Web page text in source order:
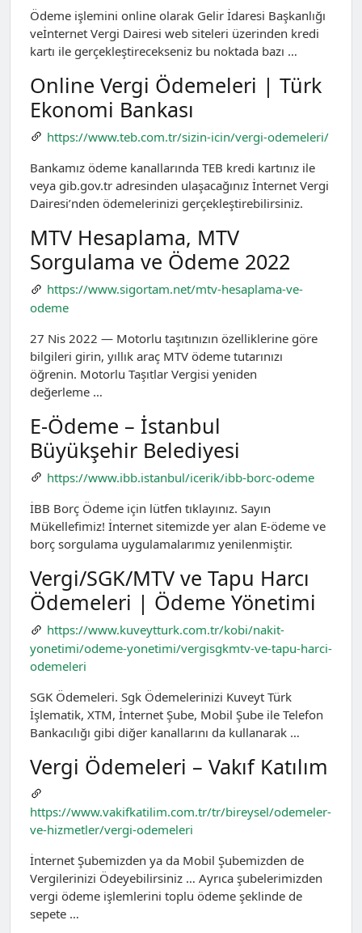
Ödeme işlemini online olarak Gelir İdaresi Başkanlığı
veİnternet Vergi Dairesi web siteleri üzerinden kredi
kartı ile gerçekleştirecekseniz bu noktada bazı …
Online Vergi Ödemeleri | Türk
Ekonomi Bankası
https://www.teb.com.tr/sizin-icin/vergi-odemeleri/
Bankamız ödeme kanallarında TEB kredi kartınız ile
veya gib.gov.tr adresinden ulaşacağınız İnternet Vergi
Dairesi’nden ödemelerinizi gerçekleştirebilirsiniz.
MTV Hesaplama, MTV
Sorgulama ve Ödeme 2022
https://www.sigortam.net/mtv-hesaplama-ve-
odeme
27 Nis 2022 — Motorlu taşıtınızın özelliklerine göre
bilgileri girin, yıllık araç MTV ödeme tutarınızı
öğrenin. Motorlu Taşıtlar Vergisi yeniden
değerleme …
E-Ödeme – İstanbul
Büyükşehir Belediyesi
https://www.ibb.istanbul/icerik/ibb-borc-odeme
İBB Borç Ödeme için lütfen tıklayınız. Sayın
Mükellefimiz! İnternet sitemizde yer alan E-ödeme ve
borç sorgulama uygulamalarımız yenilenmiştir.
Vergi/SGK/MTV ve Tapu Harcı
Ödemeleri | Ödeme Yönetimi
https://www.kuveytturk.com.tr/kobi/nakit-
yonetimi/odeme-yonetimi/vergisgkmtv-ve-tapu-harci-
odemeleri
SGK Ödemeleri. Sgk Ödemelerinizi Kuveyt Türk
İşlematik, XTM, İnternet Şube, Mobil Şube ile Telefon
Bankacılığı gibi diğer kanallarını da kullanarak …
Vergi Ödemeleri – Vakıf Katılım
https://www.vakifkatilim.com.tr/tr/bireysel/odemeler-
ve-hizmetler/vergi-odemeleri
İnternet Şubemizden ya da Mobil Şubemizden de
Vergilerinizi Ödeyebilirsiniz … Ayrıca şubelerimizden
vergi ödeme işlemlerini toplu ödeme şeklinde de
sepete …